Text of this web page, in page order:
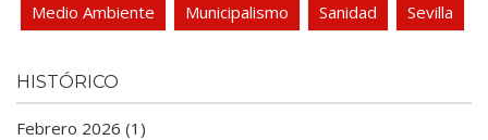
Medio Ambiente Municipalismo Sanidad Sevilla
HISTÓRICO
Febrero 2026 (1)